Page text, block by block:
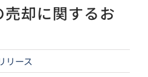
却に関するお
リース